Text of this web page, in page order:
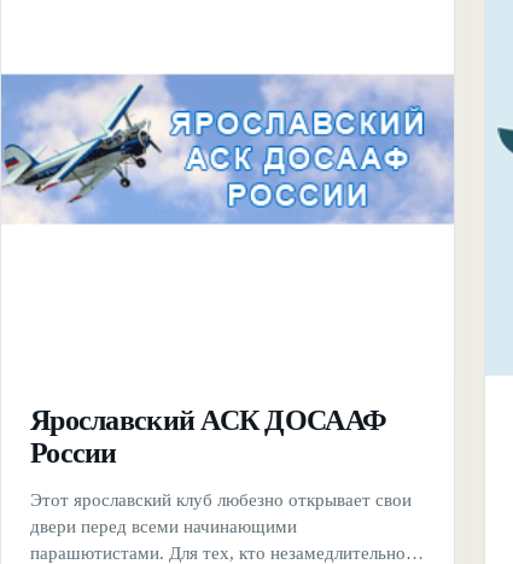
Ярославский АСК ДОСААФ
России
Этот ярославский клуб любезно открывает свои
двери перед всеми начинающими
парашютистами. Для тех, кто незамедлительно